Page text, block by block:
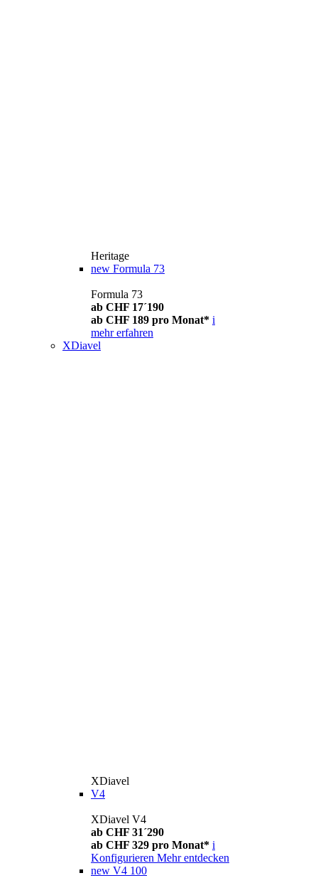
Heritage
new Formula 73
Formula 73
ab CHF 17´190
ab CHF 189 pro Monat* i
mehr erfahren
XDiavel
XDiavel
V4
XDiavel V4
ab CHF 31´290
ab CHF 329 pro Monat* i
Konfigurieren Mehr entdecken
new V4 100